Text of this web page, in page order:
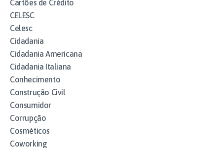
Cartões de Crédito
CELESC
Celesc
Cidadania
Cidadania Americana
Cidadania Italiana
Conhecimento
Construção Civil
Consumidor
Corrupção
Cosméticos
Coworking